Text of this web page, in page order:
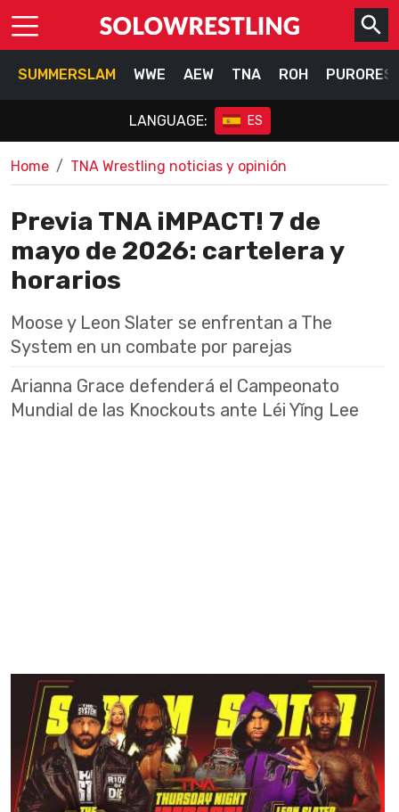
SUMMERSLAM WWE AEW TNA ROH
LANGUAGE: ES
Home TNA Wrestling noticias y opinión
Previa TNA iMPACT! 7 de
mayo de 2026: cartelera y
horarios
Moose y Leon Slater se enfrentan a The
System en un combate por parejas
Arianna Grace defenderá el Campeonato
Mundial de las Knockouts ante Léi Yǐng Lee